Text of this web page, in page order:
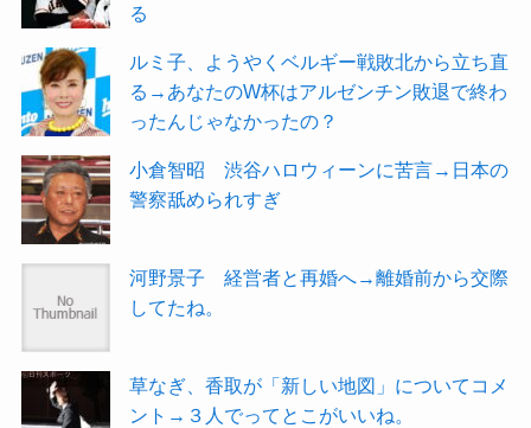
る
ルミ子、ようやくベルギー戦敗北から立ち直
る→あなたのW杯はアルゼンチン敗退で終わ
ったんじゃなかったの？
小倉智昭 渋谷ハロウィーンに苦言→日本の
警察舐められすぎ
河野景子 経営者と再婚へ→離婚前から交際
してたね。
草なぎ、香取が「新しい地図」についてコメ
ント→３人でってとこがいいね。